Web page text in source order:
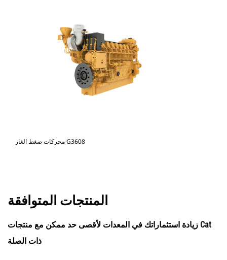
محركات ضغط الغاز G3608
المنتجات المتوافقة
زيادة استثماراتك في المعدات لأقصى حد ممكن مع منتجات Cat
ذات الصلة